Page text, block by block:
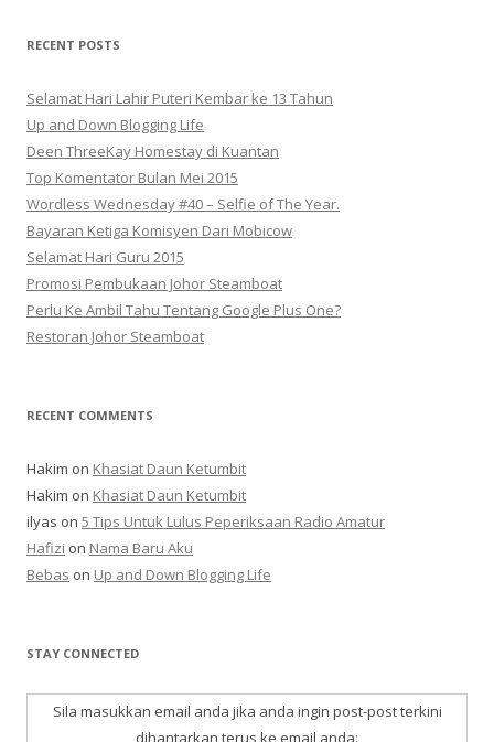
RECENT POSTS
Selamat Hari Lahir Puteri Kembar ke 13 Tahun
Up and Down Blogging Life
Deen ThreeKay Homestay di Kuantan
Top Komentator Bulan Mei 2015
Wordless Wednesday #40 – Selfie of The Year.
Bayaran Ketiga Komisyen Dari Mobicow
Selamat Hari Guru 2015
Promosi Pembukaan Johor ‎Steamboat
Perlu Ke Ambil Tahu Tentang Google Plus One?
Restoran Johor Steamboat
RECENT COMMENTS
Hakim on Khasiat Daun Ketumbit
Hakim on Khasiat Daun Ketumbit
ilyas on 5 Tips Untuk Lulus Peperiksaan Radio Amatur
Hafizi on Nama Baru Aku
Bebas on Up and Down Blogging Life
STAY CONNECTED
Sila masukkan email anda jika anda ingin post-post terkini
dihantarkan terus ke email anda: